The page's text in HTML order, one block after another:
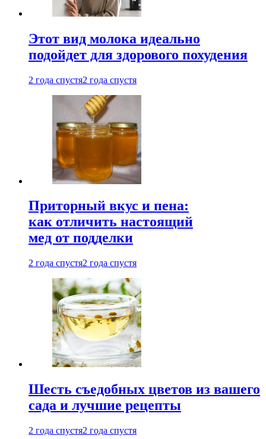
Этот вид молока идеально
подойдет для здорового похудения
2 года спустя2 года спустя
Приторный вкус и пена:
как отличить настоящий
мед от подделки
2 года спустя2 года спустя
Шесть съедобных цветов из вашего
сада и лучшие рецепты
2 года спустя2 года спустя